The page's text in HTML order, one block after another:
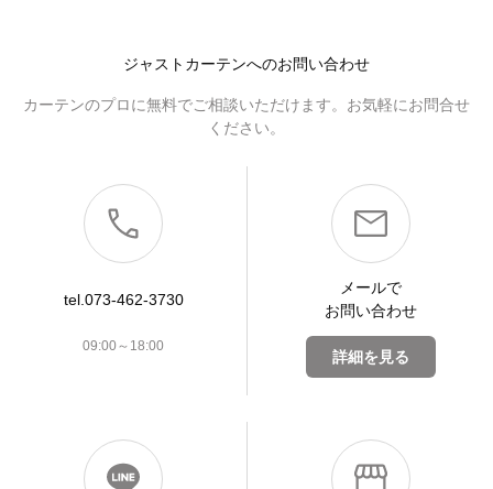
ジャストカーテンへのお問い合わせ
カーテンのプロに無料でご相談いただけます。お気軽にお問合せ
ください。
tel.073-462-3730
09:00～18:00
メールで
お問い合わせ
詳細を見る